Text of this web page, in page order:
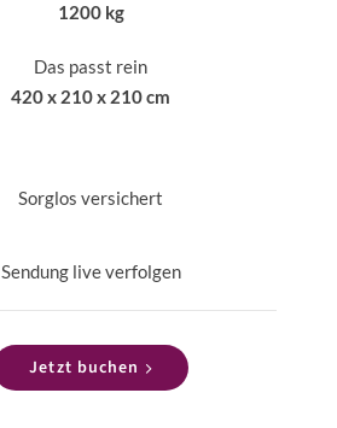
1200 kg
Das passt rein
420 x 210 x 210 cm
Sorglos versichert
Sendung live verfolgen
Jetzt buchen